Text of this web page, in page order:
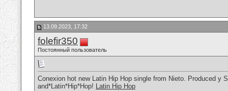
13.09.2023, 17:32
folefir350
Постоянный пользователь
Conexion hot new Latin Hip Hop single from Nieto. Produced y
and*Latin*Hip*Hop! Latin Hip Hop